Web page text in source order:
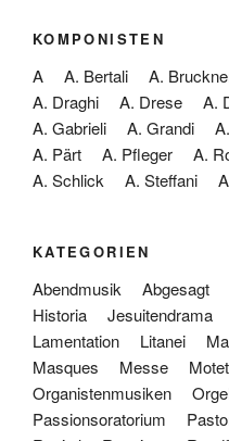
KOMPONISTEN
A A. Bertali A.
A. Draghi
A. Drese A.
A. Gabrieli
A. Grandi
A. Pärt
A. Pfleger A.
A. Schlick
A. Steffani
KATEGORIEN
Abendmusik Abgesagt
Historia
Jesuitendrama
Lamentation
Litanei
Masques
Messe
Organistenmusiken
Passionsoratorium